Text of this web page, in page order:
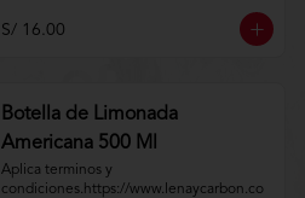
S/ 16.00
Botella de Limonada
Americana 500 Ml
Aplica terminos y
condiciones.https://www.lenaycarbon.co